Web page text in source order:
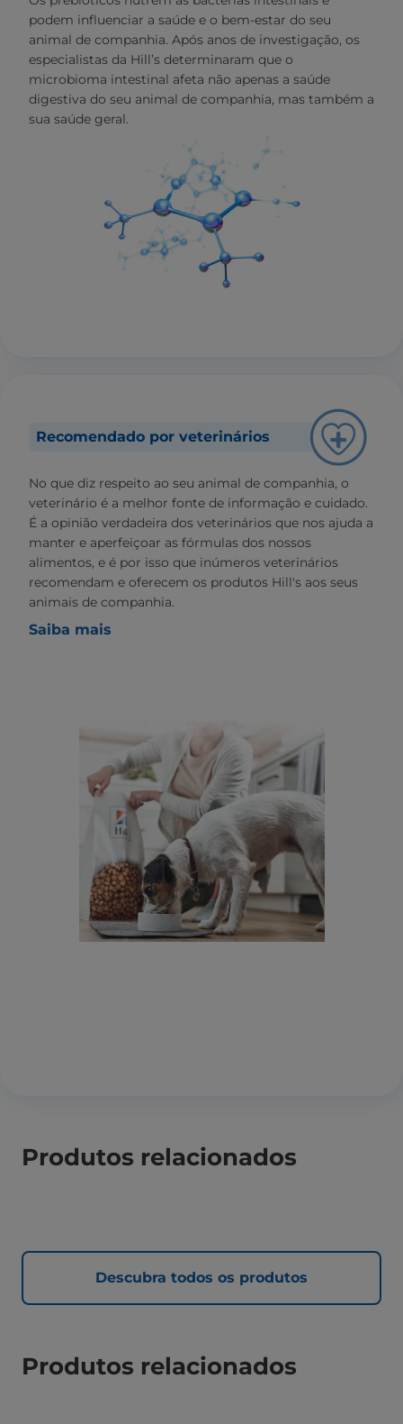
podem influenciar a saúde e o bem-estar do seu
animal de companhia. Após anos de investigação, os
especialistas da Hill’s determinaram que o
microbioma intestinal afeta não apenas a saúde
digestiva do seu animal de companhia, mas também a
sua saúde geral.
Recomendado por veterinários
No que diz respeito ao seu animal de companhia, o
veterinário é a melhor fonte de informação e cuidado.
É a opinião verdadeira dos veterinários que nos ajuda a
manter e aperfeiçoar as fórmulas dos nossos
alimentos, e é por isso que inúmeros veterinários
recomendam e oferecem os produtos Hill's aos seus
animais de companhia.
Saiba mais
Produtos relacionados
Descubra todos os produtos
Produtos relacionados